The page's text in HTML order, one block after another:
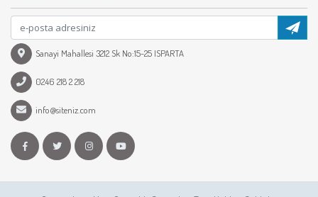
Sanayi Mahallesi 3212 Sk No:15-25 ISPARTA
0246 218 2 218
info@siteniz.com